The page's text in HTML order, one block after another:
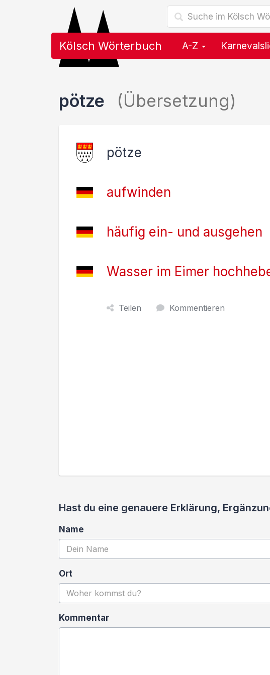
Kölsch Wörterbuch A-Z
pötze (Übersetzung)
pötze
aufwinden
häufig ein- und ausgehen
Wasser im Eimer
Teilen Kommentieren
Hast du eine genauere Erklärung,
Name
Ort
Kommentar